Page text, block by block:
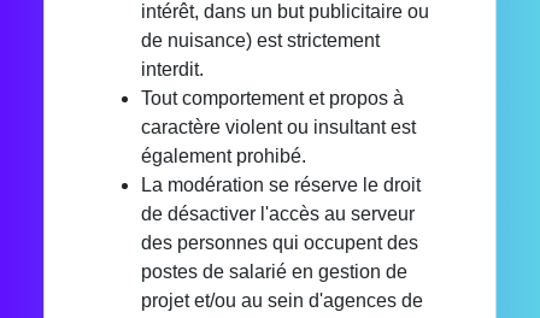
intérêt, dans un but publicitaire ou
de nuisance) est strictement
interdit.
Tout comportement et propos à
caractère violent ou insultant est
également prohibé.
La modération se réserve le droit
de désactiver l'accès au serveur
des personnes qui occupent des
postes de salarié en gestion de
projet et/ou au sein d'agences de